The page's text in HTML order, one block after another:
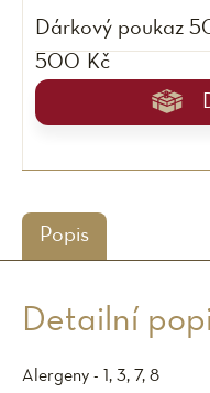
Dárkový poukaz
500 Kč
Popis
Detailní
Alergeny - 1, 3, 7, 8